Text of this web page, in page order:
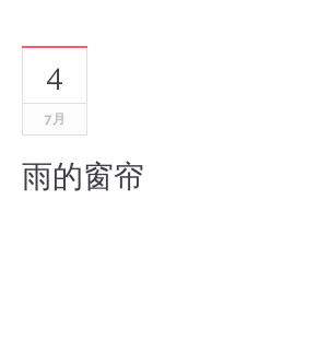
4
7月
雨的窗帘